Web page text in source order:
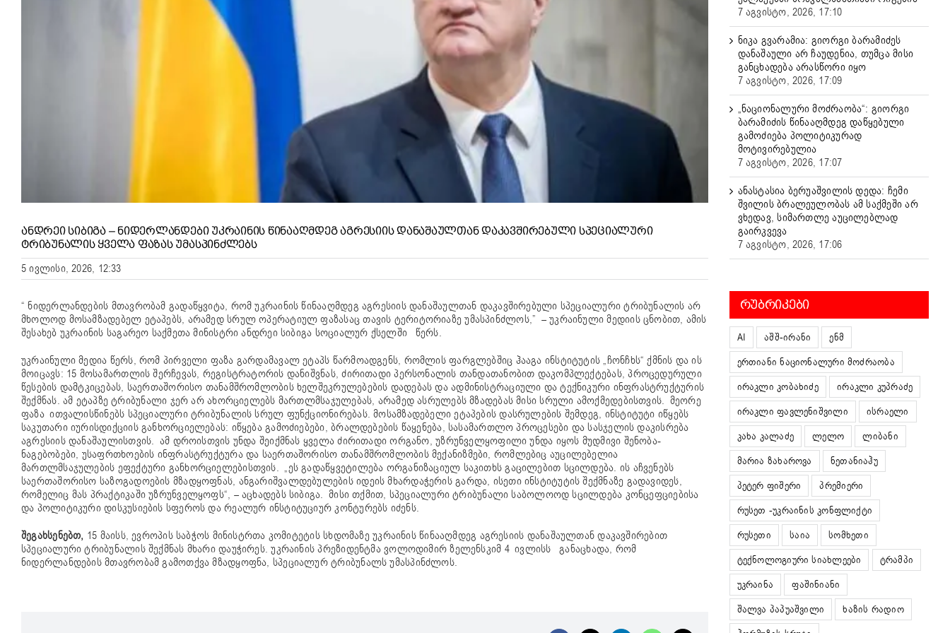
ᲐᲜᲓᲠᲔᲘ ᲡᲘᲑᲘᲒᲐ – ᲜᲘᲓᲔᲠᲚᲐᲜᲓᲔᲑᲘ ᲣᲙᲠᲐᲘᲜᲘᲡ ᲬᲘᲜᲐᲐᲦᲛᲓᲔᲒ ᲐᲒᲠᲔᲡᲘᲘᲡ ᲓᲐᲜᲐᲨᲐᲣᲚᲗᲐᲜ ᲓᲐᲙᲐᲕᲨᲘᲠᲔᲑᲣᲚᲘ ᲡᲞᲔᲪᲘᲐᲚᲣᲠᲘ
ᲢᲠᲘᲑᲣᲜᲐᲚᲘᲡ ᲧᲕᲔᲚᲐ ᲤᲐᲖᲐᲡ ᲣᲛᲐᲡᲞᲘᲜᲫᲚᲔᲑᲡ
5 ივლისი, 2026, 12:33
“ ნიდერლანდების მთავრობამ გადაწყვიტა, რომ უკრაინის წინააღმდეგ აგრესიის დანაშაულთან დაკავშირებული სპეციალური ტრიბუნალის არ
მხოლოდ მოსამზადებელ ეტაპებს, არამედ სრულ ოპერატიულ ფაზასაც თავის ტერიტორიაზე უმასპინძლოს,” – უკრაინული მედიის ცნობით, ამის
შესახებ უკრაინის საგარეო საქმეთა მინისტრი ანდრეი სიბიგა სოციალურ ქსელში წერს.
უკრაინული მედია წერს, რომ პირველი ფაზა გარდამავალ ეტაპს წარმოადგენს, რომლის ფარგლებშიც ჰააგა ინსტიტუტის „ჩონჩხს“ ქმნის და ის
მოიცავს: 15 მოსამართლის შერჩევას, რეგისტრატორის დანიშვნას, ძირითადი პერსონალის თანდათანობით დაკომპლექტებას, პროცედურული
წესების დამტკიცებას, საერთაშორისო თანამშრომლობის ხელშეკრულებების დადებას და ადმინისტრაციული და ტექნიკური ინფრასტრუქტურის
შექმნას. ამ ეტაპზე ტრიბუნალი ჯერ არ ახორციელებს მართლმსაჯულებას, არამედ ასრულებს მზადებას მისი სრული ამოქმედებისთვის. მეორე
ფაზა ითვალისწინებს სპეციალური ტრიბუნალის სრულ ფუნქციონირებას. მოსამზადებელი ეტაპების დასრულების შემდეგ, ინსტიტუტი იწყებს
საკუთარი იურისდიქციის განხორციელებას: იწყება გამოძიებები, ბრალდებების წაყენება, სასამართლო პროცესები და სასჯელის დაკისრება
აგრესიის დანაშაულისთვის. ამ დროისთვის უნდა შეიქმნას ყველა ძირითადი ორგანო, უზრუნველყოფილი უნდა იყოს მუდმივი შენობა-
ნაგებობები, უსაფრთხოების ინფრასტრუქტურა და საერთაშორისო თანამშრომლობის მექანიზმები, რომლებიც აუცილებელია
მართლმსაჯულების ეფექტური განხორციელებისთვის. „ეს გადაწყვეტილება ორგანიზაციულ საკითხს გაცილებით სცილდება. ის აჩვენებს
საერთაშორისო საზოგადოების მზადყოფნას, ანგარიშვალდებულების იდეის მხარდაჭერის გარდა, ისეთი ინსტიტუტის შექმნაზე გადავიდეს,
რომელიც მას პრაქტიკაში უზრუნველყოფს“, – აცხადებს სიბიგა. მისი თქმით, სპეციალური ტრიბუნალი საბოლოოდ სცილდება კონცეფციებისა
და პოლიტიკური დისკუსიების სფეროს და რეალურ ინსტიტუციურ კონტურებს იძენს.
შეგახსენებთ, 15 მაისს, ევროპის საბჭოს მინისტრთა კომიტეტის სხდომაზე უკრაინის წინააღმდეგ აგრესიის დანაშაულთან დაკავშირებით
სპეციალური ტრიბუნალის შექმნას მხარი დაუჭირეს. უკრაინის პრეზიდენტმა ვოლოდიმირ ზელენსკიმ 4 ივლისს განაცხადა, რომ
ნიდერლანდების მთავრობამ გამოთქვა მზადყოფნა, სპეციალურ ტრიბუნალს უმასპინძლოს.
7 აგვისტო, 2026, 17:10
ნიკა გვარამია: გიორგი ბარამიძეს
დანაშაული არ ჩაუდენია, თუმცა მისი
განცხადება არასწორი იყო
7 აგვისტო, 2026, 17:09
„ნაციონალური მოძრაობა“: გიორგი
ბარამიძის წინააღმდეგ დაწყებული
გამოძიება პოლიტიკურად
მოტივირებულია
7 აგვისტო, 2026, 17:07
ანასტასია ბერუაშვილის დედა: ჩემი
შვილის ბრალეულობას ამ საქმეში არ
ვხედავ, სიმართლე აუცილებლად
გაირკვევა
7 აგვისტო, 2026, 17:06
ᲠᲣᲑᲠᲘᲙᲔᲑᲘ
AI აშშ-ირანი
ენმ
ერთიანი ნაციონალური მოძრაობა
ირაკლი კობახიძე
ირაკლი კუპრაძე
ირაკლი ფავლენიშვილი
ისრაელი
კახა კალაძე
ლელო
ლიბანი
მარია ზახაროვა
ნეთანიაჰუ
პეტერ ფიშერი
პრემიერი
რუსეთ -უკრაინის კონფლიქტი
რუსეთი
საია
სომხეთი
ტექნოლოგიური სიახლეები
ტრამპი
უკრაინა
ფაშინიანი
შალვა პაპუაშვილი
ხაზის რადიო